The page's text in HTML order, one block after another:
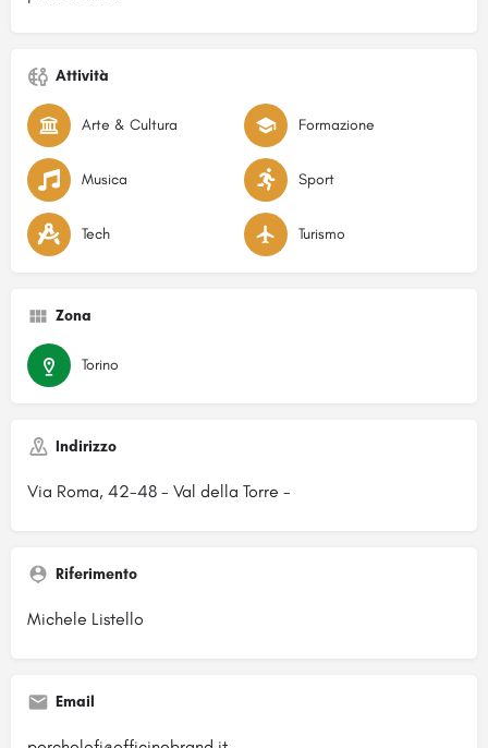
Attività
Arte & Cultura Formazione
Musica Sport
Tech Turismo
Zona
Torino
Indirizzo
Via Roma, 42-48 - Val della Torre -
Riferimento
Michele Listello
Email